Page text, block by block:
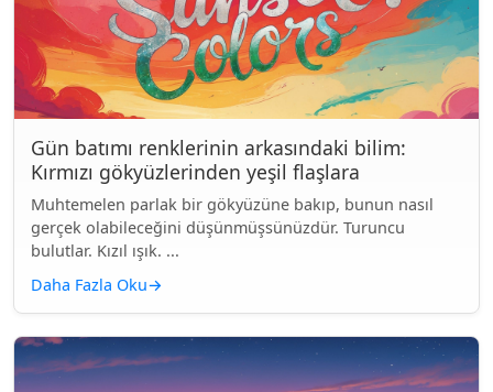
Gün batımı renklerinin arkasındaki bilim:
Kırmızı gökyüzlerinden yeşil flaşlara
Muhtemelen parlak bir gökyüzüne bakıp, bunun nasıl
gerçek olabileceğini düşünmüşsünüzdür. Turuncu
bulutlar. Kızıl ışık. ...
Daha Fazla Oku→